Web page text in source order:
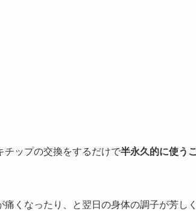
チップの交換をするだけで半永久的に使うこ
くなったり、と翌日の身体の調子が芳しく